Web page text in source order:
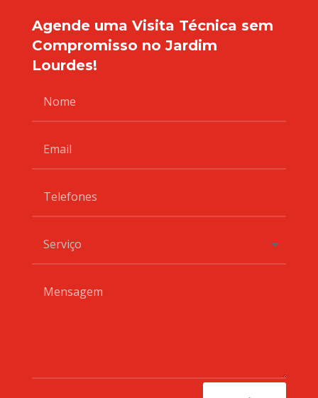
Agende uma Visita Técnica sem
Compromisso no Jardim
Lourdes!